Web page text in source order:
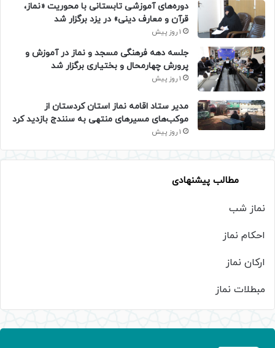
دوره‌های آموزشی تابستانی با محوریت «نماز،
قرآن و معارف دینی» در یزد برگزار شد
1 روز پیش
جلسه دهه فرهنگی مسجد و نماز در آموزش و
پرورش چهارمحال و بختیاری برگزار شد
1 روز پیش
مدیر ستاد اقامه نماز استان کردستان از
موکب‌های مسیرهای منتهی به سنندج بازدید کرد
1 روز پیش
مطالب پیشنهادی
نماز شب
احکام نماز
ارکان نماز
مبطلات نماز